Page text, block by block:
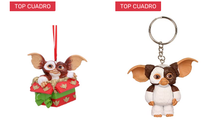
TOP CUADRO TOP CUADRO